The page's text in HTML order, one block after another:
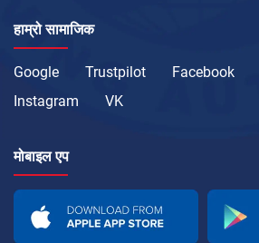
हाम्रो सामाजिक
Google Trustpilot Facebook
Instagram
VK
मोबाइल एप